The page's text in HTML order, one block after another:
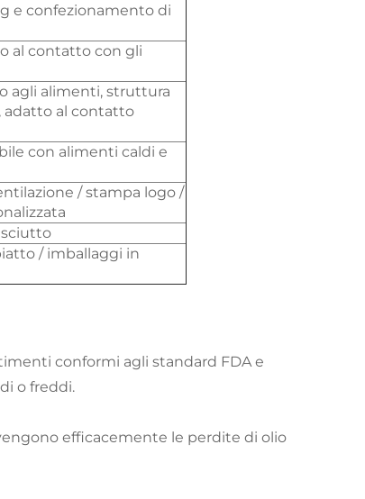
e confezionamento di
al contatto con gli
agli alimenti, struttura
adatto al contatto
con alimenti caldi e
/ stampa logo /
/ imballaggi in
conformi agli standard FDA e
o freddi.
efficacemente le perdite di olio